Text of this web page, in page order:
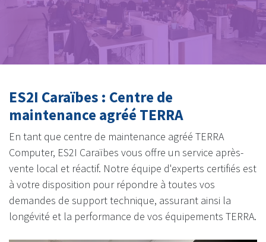
ES2I Caraïbes : Centre de
maintenance agréé TERRA
En tant que centre de maintenance agréé TERRA
Computer, ES2I Caraïbes vous offre un service après-
vente local et réactif. Notre équipe d'experts certifiés est
à votre disposition pour répondre à toutes vos
demandes de support technique, assurant ainsi la
longévité et la performance de vos équipements TERRA.